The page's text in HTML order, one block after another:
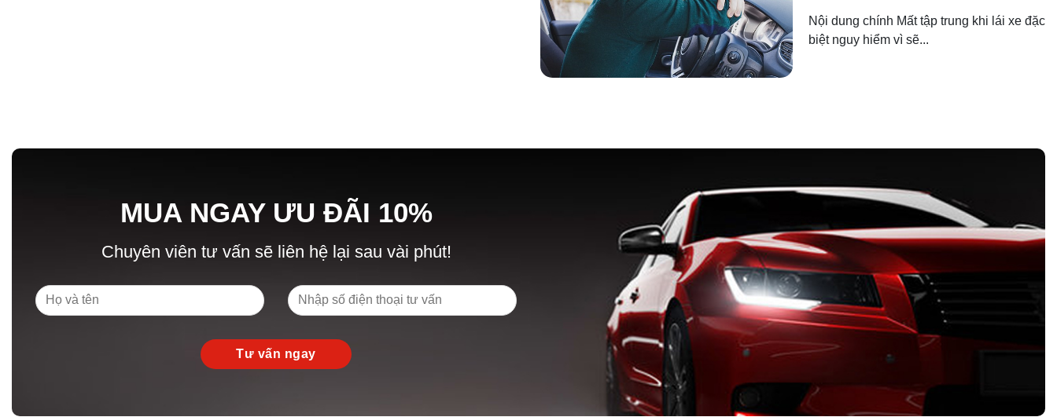
Nội dung chính Mất tập trung khi lái xe đặc
biệt nguy hiểm vì sẽ...
MUA NGAY ƯU ĐÃI 10%
Chuyên viên tư vấn sẽ liên hệ lại sau vài phút!